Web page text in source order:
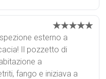
★★★★★
esterno a
Il pozzetto di
a
fango e iniziava a